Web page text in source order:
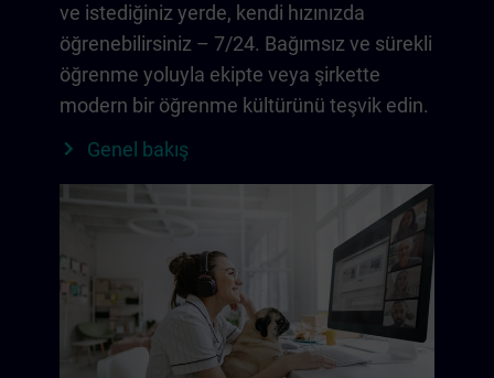
ve istediğiniz yerde, kendi hızınızda
öğrenebilirsiniz – 7/24. Bağımsız ve sürekli
öğrenme yoluyla ekipte veya şirkette
modern bir öğrenme kültürünü teşvik edin.
Genel bakış